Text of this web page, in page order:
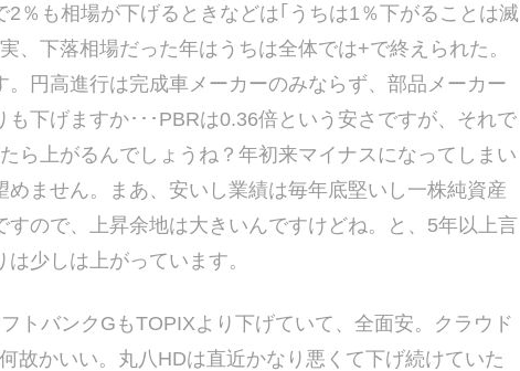
％も相場が下げるときなどは｢うちは1％下がることは滅
、下落相場だった年はうちは全体では+で終えられた。
。円高進行は完成車メーカーのみならず、部品メーカー
下げますか･･･PBRは0.36倍という安さですが、それで
ら上がるんでしょうね？年初来マイナスになってしまい
めません。まあ、安いし業績は毎年底堅いし一株純資産
すので、上昇余地は大きいんですけどね。と、5年以上言
少しは上がっています。
トバンクGもTOPIXより下げていて、全面安。クラウド
故かいい。丸八HDは直近かなり悪くて下げ続けていた